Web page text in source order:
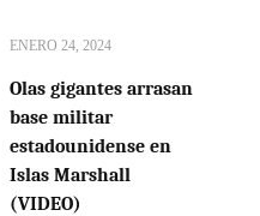
ENERO 24, 2024
Olas gigantes arrasan
base militar
estadounidense en
Islas Marshall
(VIDEO)